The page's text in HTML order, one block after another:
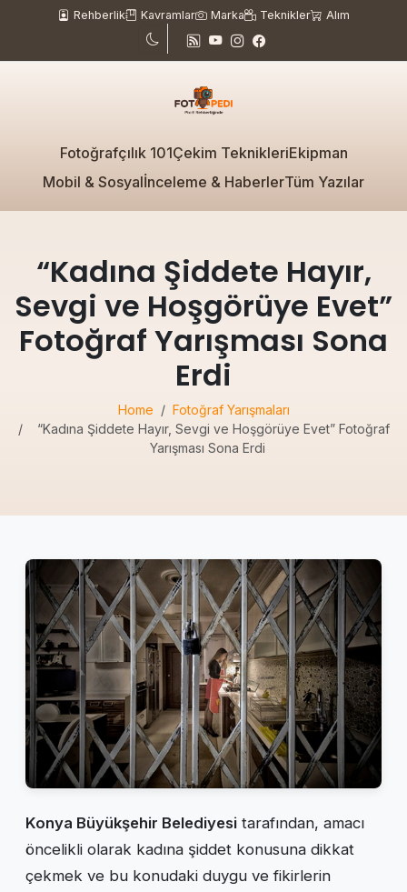
Rehberlik Kavramlar Marka Teknikler Alım
Fotoğrafçılık 101Çekim TeknikleriEkipman
Mobil & Sosyalİnceleme & HaberlerTüm Yazılar
“Kadına Şiddete Hayır,
Sevgi ve Hoşgörüye Evet”
Fotoğraf Yarışması Sona
Erdi
Home
Fotoğraf Yarışmaları
“Kadına Şiddete Hayır, Sevgi ve Hoşgörüye Evet” Fotoğraf
Yarışması Sona Erdi
Konya Büyükşehir Belediyesi tarafından, amacı
öncelikli olarak kadına şiddet konusuna dikkat
çekmek ve bu konudaki duygu ve fikirlerin